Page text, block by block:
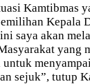
Kamtibmas
Kepala
saya akan
yang
sejuk”, tutup